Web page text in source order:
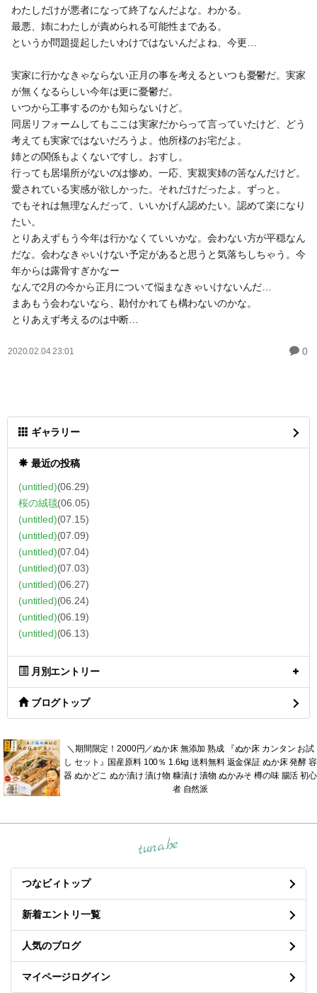
わたしだけが悪者になって終了なんだよな。わかる。
最悪、姉にわたしが責められる可能性まである。
というか問題提起したいわけではないんだよね、今更…
実家に行かなきゃならない正月の事を考えるといつも憂鬱だ。実家
が無くなるらしい今年は更に憂鬱だ。
いつから工事するのかも知らないけど。
同居リフォームしてもここは実家だからって言っていたけど、どう
考えても実家ではないだろうよ。他所様のお宅だよ。
姉との関係もよくないですし。おすし。
行っても居場所がないのは惨め。一応、実親実姉の筈なんだけど。
愛されている実感が欲しかった。それだけだったよ。ずっと。
でもそれは無理なんだって、いいかげん認めたい。認めて楽になり
たい。
とりあえずもう今年は行かなくていいかな。会わない方が平穏なん
だな。会わなきゃいけない予定があると思うと気落ちしちゃう。今
年からは露骨すぎかなー
なんで2月の今から正月について悩まなきゃいけないんだ…
まあもう会わないなら、勘付かれても構わないのかな。
とりあえず考えるのは中断…
2020.02.04 23:01 0
ギャラリー
最近の投稿
(untitled)(06.29)
桜の絨毯(06.05)
(untitled)(07.15)
(untitled)(07.09)
(untitled)(07.04)
(untitled)(07.03)
(untitled)(06.27)
(untitled)(06.24)
(untitled)(06.19)
(untitled)(06.13)
月別エントリー
ブログトップ
＼期間限定！2000円／ぬか床 無添加 熟成 『ぬか床 カンタン お試
し セット』国産原料 100％ 1.6kg 送料無料 返金保証 ぬか床 発酵 容
器 ぬかどこ ぬか漬け 漬け物 糠漬け 漬物 ぬかみそ 樽の味 腸活 初心
者 自然派
tuna.be
つなビィトップ
新着エントリ一覧
人気のブログ
マイページログイン